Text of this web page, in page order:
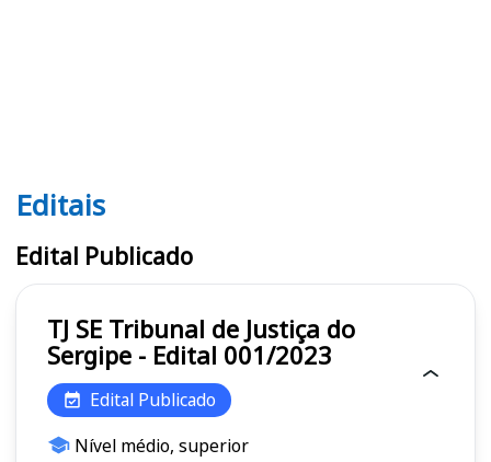
Editais TJ SE
Editais
Edital Publicado
TJ SE Tribunal de Justiça do
Sergipe - Edital 001/2023
Edital Publicado
Nível médio, superior